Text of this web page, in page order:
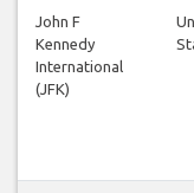
John F
Kennedy
International
(JFK)